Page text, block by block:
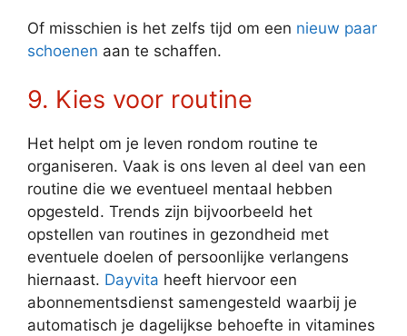
Of misschien is het zelfs tijd om een nieuw paar
schoenen aan te schaffen.
9. Kies voor routine
Het helpt om je leven rondom routine te
organiseren. Vaak is ons leven al deel van een
routine die we eventueel mentaal hebben
opgesteld. Trends zijn bijvoorbeeld het
opstellen van routines in gezondheid met
eventuele doelen of persoonlijke verlangens
hiernaast. Dayvita heeft hiervoor een
abonnementsdienst samengesteld waarbij je
automatisch je dagelijkse behoefte in vitamines